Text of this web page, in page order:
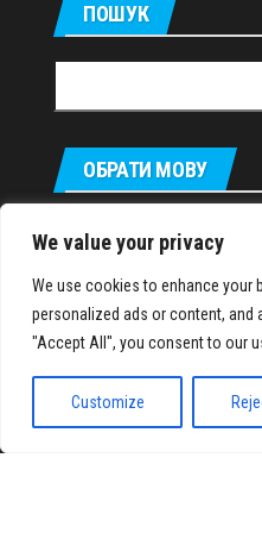
We value your privacy
We use cookies to enhance your
personalized ads or content, and
"Accept All", you consent to our
Customize
ПОШУК
ОБРАТИ МОВУ
Русский